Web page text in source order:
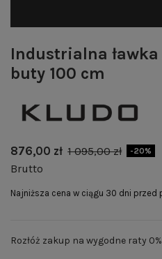
Industrialna ławka
buty 100 cm
876,00 zł 1 095,00 zł -20%
Brutto
Najniższa cena w ciągu 30 dni przed
Rozłóż zakup na wygodne raty